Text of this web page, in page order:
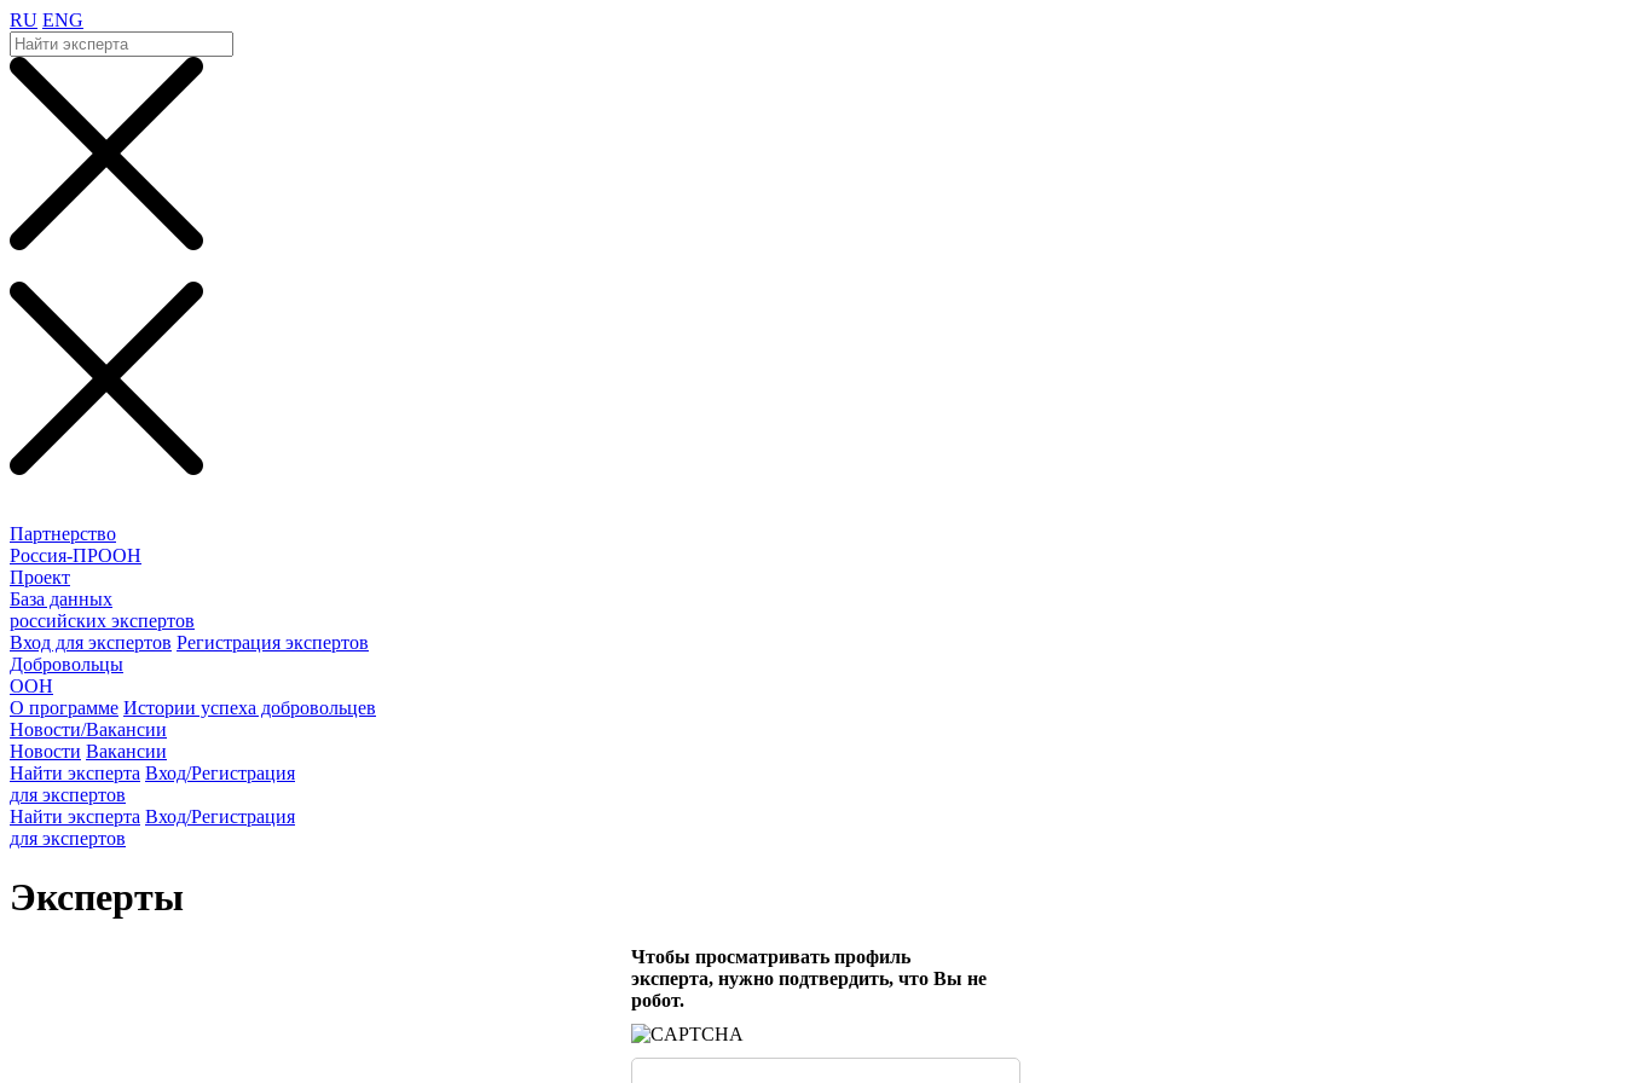
RU ENG
Партнерство
Россия-ПРООН
Проект
База данных
российских экспертов
Вход для экспертов Регистрация экспертов
Добровольцы
ООН
О программе Истории успеха добровольцев
Новости/Вакансии
Новости Вакансии
Найти эксперта Вход/Регистрация
для экспертов
Найти эксперта Вход/Регистрация
для экспертов
Эксперты
Чтобы просматривать профиль
эксперта, нужно подтвердить, что Вы не
робот.